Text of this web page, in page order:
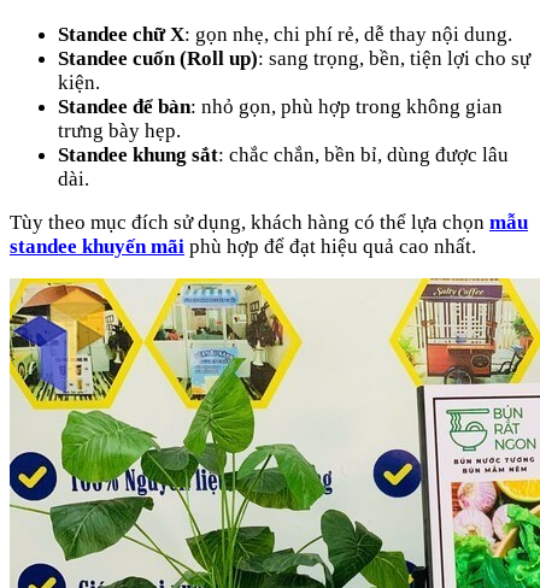
Standee chữ X: gọn nhẹ, chi phí rẻ, dễ thay nội dung.
Standee cuốn (Roll up): sang trọng, bền, tiện lợi cho sự
kiện.
Standee để bàn: nhỏ gọn, phù hợp trong không gian
trưng bày hẹp.
Standee khung sắt: chắc chắn, bền bỉ, dùng được lâu
dài.
Tùy theo mục đích sử dụng, khách hàng có thể lựa chọn mẫu
standee khuyến mãi phù hợp để đạt hiệu quả cao nhất.